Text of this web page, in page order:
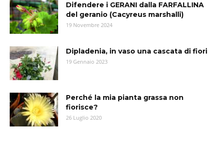
Difendere i GERANI dalla FARFALLINA
del geranio (Cacyreus marshalli)
19 Novembre 2024
Dipladenia, in vaso una cascata di fiori
19 Gennaio 2023
Perché la mia pianta grassa non
fiorisce?
26 Luglio 2020